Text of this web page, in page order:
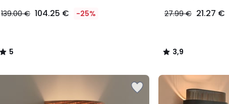
139.00 € 104.25 € -25%
5
/
27.99 € 21.27 €
3,9
/